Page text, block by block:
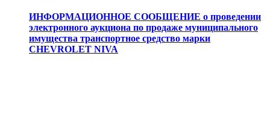
ИНФОРМАЦИОННОЕ СООБЩЕНИЕ о проведении
электронного аукциона по продаже муниципального
имущества транспортное средство марки
CHEVROLET NIVA